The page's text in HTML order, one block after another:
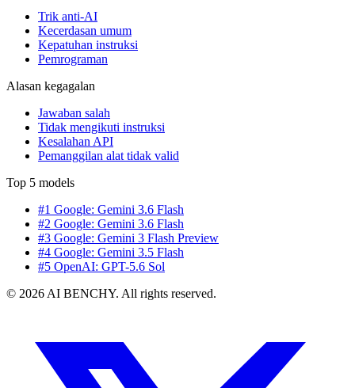
Trik anti-AI
Kecerdasan umum
Kepatuhan instruksi
Pemrograman
Alasan kegagalan
Jawaban salah
Tidak mengikuti instruksi
Kesalahan API
Pemanggilan alat tidak valid
Top 5 models
#1 Google: Gemini 3.6 Flash
#2 Google: Gemini 3.6 Flash
#3 Google: Gemini 3 Flash Preview
#4 Google: Gemini 3.5 Flash
#5 OpenAI: GPT-5.6 Sol
© 2026 AI BENCHY. All rights reserved.